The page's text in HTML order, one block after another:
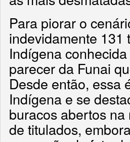
Para piorar o
indevidamente 131
Indígena
parecer da Funai
Desde então, essa
Indígena e se
buracos abertos na
de titulados,